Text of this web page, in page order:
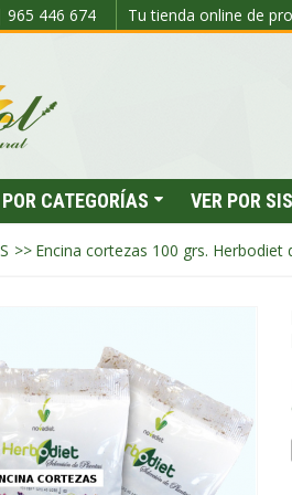
965 446 674 Tu tienda online de
CATEGORÍAS VER POR
>> Encina cortezas 100 grs. Herbodiet